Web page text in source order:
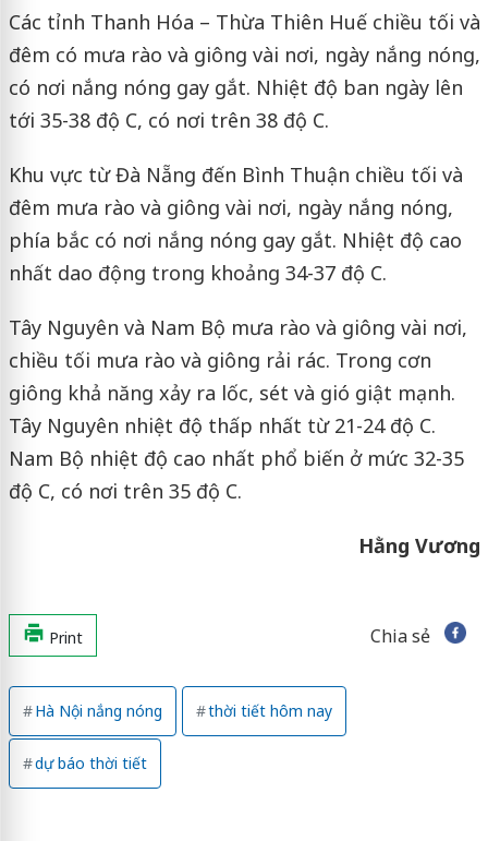
Các tỉnh Thanh Hóa – Thừa Thiên Huế chiều tối và
đêm có mưa rào và giông vài nơi, ngày nắng nóng,
có nơi nắng nóng gay gắt. Nhiệt độ ban ngày lên
tới 35-38 độ C, có nơi trên 38 độ C.
Khu vực từ Đà Nẵng đến Bình Thuận chiều tối và
đêm mưa rào và giông vài nơi, ngày nắng nóng,
phía bắc có nơi nắng nóng gay gắt. Nhiệt độ cao
nhất dao động trong khoảng 34-37 độ C.
Tây Nguyên và Nam Bộ mưa rào và giông vài nơi,
chiều tối mưa rào và giông rải rác. Trong cơn
giông khả năng xảy ra lốc, sét và gió giật mạnh.
Tây Nguyên nhiệt độ thấp nhất từ 21-24 độ C.
Nam Bộ nhiệt độ cao nhất phổ biến ở mức 32-35
độ C, có nơi trên 35 độ C.
Hằng Vương
Print Chia sẻ
Hà Nội nắng nóng thời tiết hôm nay
dự báo thời tiết